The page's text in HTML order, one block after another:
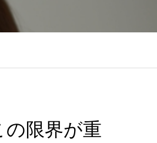
の限界が重